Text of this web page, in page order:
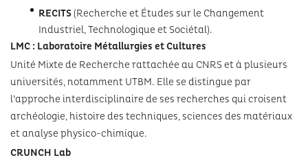
RECITS(Recherche et Études sur le Changement
Industriel, Technologique et Sociétal).
LMC : Laboratoire Métallurgies et Cultures
Unité Mixte de Recherche rattachée au CNRS et à plusieurs
universités, notamment UTBM. Elle se distingue par
l’approche interdisciplinaire de ses recherches qui croisent
archéologie, histoire des techniques, sciences des matériaux
et analyse physico-chimique.
CRUNCH Lab